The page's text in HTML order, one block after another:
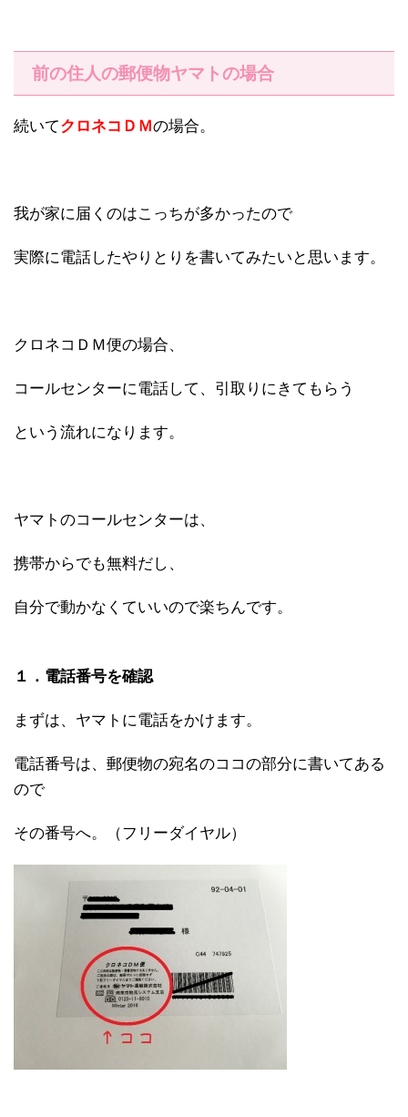
前の住人の郵便物ヤマトの場合
続いてクロネコＤＭ の場合。
我が家に届くのはこっちが多かったので
実際に電話したやりとりを書いてみたいと思います。
クロネコＤＭ便の場合、
コールセンターに電話して、引取りにきてもらう
という流れになります。
ヤマトのコールセンターは、
携帯からでも無料だし、
自分で動かなくていいので楽ちんです。
１．電話番号を確認
まずは、ヤマトに電話をかけます。
電話番号は、郵便物の宛名のココの部分に書いてある
ので
その番号へ。（フリーダイヤル）